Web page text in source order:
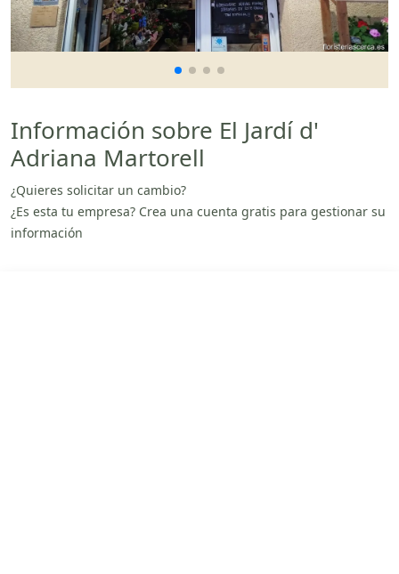
Información sobre El Jardí d'
Adriana Martorell
¿Quieres solicitar un cambio?
¿Es esta tu empresa? Crea una cuenta gratis para gestionar su
información